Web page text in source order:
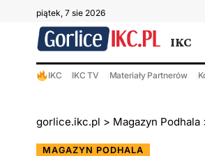
piątek, 7 sie 2026
IKC
IKC IKC TV Materiały Partnerów
gorlice.ikc.pl > Magazyn Podhala
MAGAZYN PODHALA